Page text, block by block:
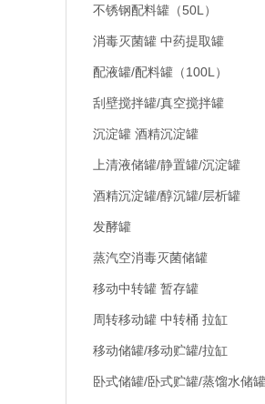
不锈钢配料罐（50L）
消毒灭菌罐 中药提取罐
配液罐/配料罐（100L）
刮壁搅拌罐/真空搅拌罐
沉淀罐 酒精沉淀罐
上清液储罐/静置罐/沉淀罐
酒精沉淀罐/醇沉罐/层析罐
发酵罐
蒸汽空消毒灭菌储罐
移动中转罐 暂存罐
周转移动罐 中转桶 拉缸
移动储罐/移动贮罐/拉缸
卧式储罐/卧式贮罐/蒸馏水储罐